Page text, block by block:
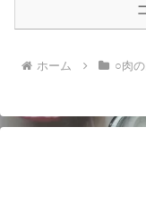
ホーム ○肉